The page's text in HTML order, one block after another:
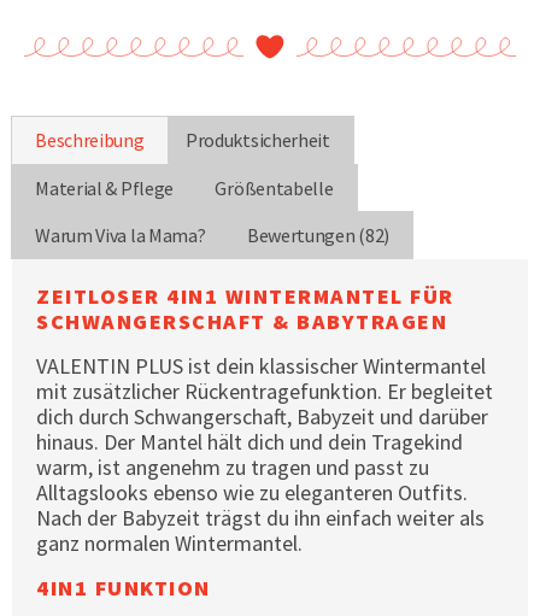
Beschreibung
Produktsicherheit
Material & Pflege
Größentabelle
Warum Viva la Mama?
Bewertungen (82)
ZEITLOSER 4IN1 WINTERMANTEL FÜR
SCHWANGERSCHAFT & BABYTRAGEN
VALENTIN PLUS ist dein klassischer Wintermantel
mit zusätzlicher Rückentragefunktion. Er begleitet
dich durch Schwangerschaft, Babyzeit und darüber
hinaus. Der Mantel hält dich und dein Tragekind
warm, ist angenehm zu tragen und passt zu
Alltagslooks ebenso wie zu eleganteren Outfits.
Nach der Babyzeit trägst du ihn einfach weiter als
ganz normalen Wintermantel.
4IN1 FUNKTION